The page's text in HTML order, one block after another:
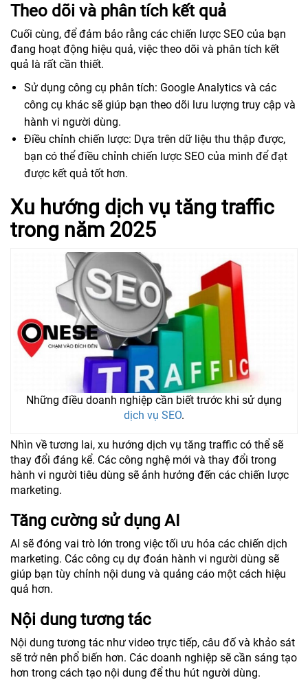
Theo dõi và phân tích kết quả
Cuối cùng, để đảm bảo rằng các chiến lược SEO của bạn
đang hoạt động hiệu quả, việc theo dõi và phân tích kết
quả là rất cần thiết.
Sử dụng công cụ phân tích: Google Analytics và các
công cụ khác sẽ giúp bạn theo dõi lưu lượng truy cập và
hành vi người dùng.
Điều chỉnh chiến lược: Dựa trên dữ liệu thu thập được,
bạn có thể điều chỉnh chiến lược SEO của mình để đạt
được kết quả tốt hơn.
Xu hướng dịch vụ tăng traffic
trong năm 2025
Những điều doanh nghiệp cần biết trước khi sử dụng
dịch vụ SEO.
Nhìn về tương lai, xu hướng dịch vụ tăng traffic có thể sẽ
thay đổi đáng kể. Các công nghệ mới và thay đổi trong
hành vi người tiêu dùng sẽ ảnh hưởng đến các chiến lược
marketing.
Tăng cường sử dụng AI
AI sẽ đóng vai trò lớn trong việc tối ưu hóa các chiến dịch
marketing. Các công cụ dự đoán hành vi người dùng sẽ
giúp bạn tùy chỉnh nội dung và quảng cáo một cách hiệu
quả hơn.
Nội dung tương tác
Nội dung tương tác như video trực tiếp, câu đố và khảo sát
sẽ trở nên phổ biến hơn. Các doanh nghiệp sẽ cần sáng tạo
hơn trong cách tạo nội dung để thu hút người dùng.